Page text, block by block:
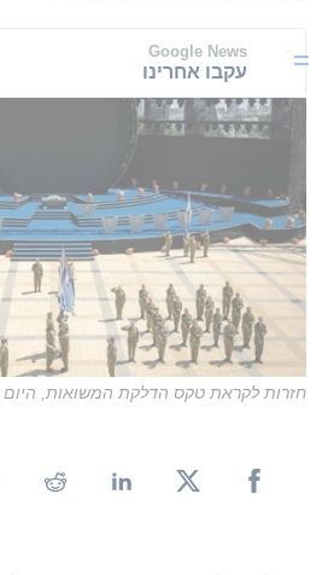
Google News
עקבו אחרינו
חזרות לקראת טקס הדלקת המשואות, היום